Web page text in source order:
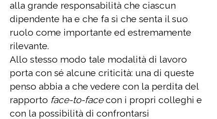
alla grande responsabilità che ciascun
dipendente ha e che fa sì che senta il suo
ruolo come importante ed estremamente
rilevante.
Allo stesso modo tale modalità di lavoro
porta con sé alcune criticità: una di queste
penso abbia a che vedere con la perdita del
rapporto face-to-facecon i propri colleghi e
con la possibilità di confrontarsi